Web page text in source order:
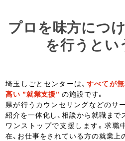
プロを味方につけ
を行うとい
埼玉しごとセンターは、 すべてが
高い ”就業支援” の施設です。
県が行うカウンセリングなどのサ
紹介を一体化し、相談から就職ま
ワンストップで支援します。求職
在、お仕事をされている方の就業上